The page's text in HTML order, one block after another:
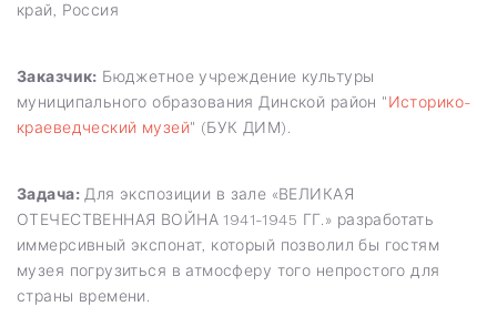
край, Россия
Заказчик: Бюджетное учреждение культуры
муниципального образования Динской район "Историко-
краеведческий музей" (БУК ДИМ).
Задача: Для экспозиции в зале «ВЕЛИКАЯ
ОТЕЧЕСТВЕННАЯ ВОЙНА 1941-1945 ГГ.» разработать
иммерсивный экспонат, который позволил бы гостям
музея погрузиться в атмосферу того непростого для
страны времени.